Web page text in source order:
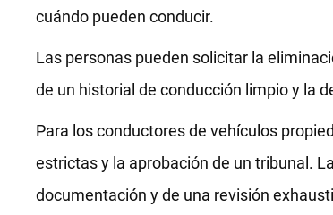
cuándo pueden conducir.
Las personas pueden solicitar la
de un historial de conducción limpio y la
Para los conductores de vehículos
estrictas y la aprobación de un tribunal.
documentación y de una revisión